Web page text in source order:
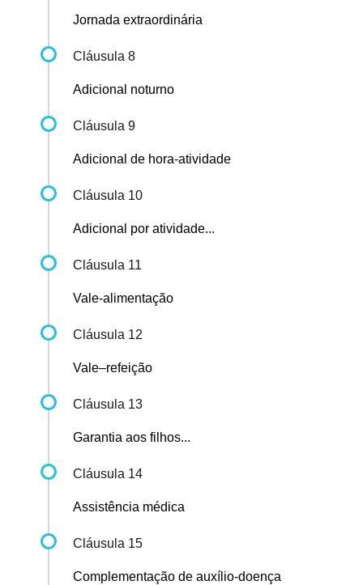
Jornada extraordinária
Cláusula 8
Adicional noturno
Cláusula 9
Adicional de hora-atividade
Cláusula 10
Adicional por atividade...
Cláusula 11
Vale-alimentação
Cláusula 12
Vale–refeição
Cláusula 13
Garantia aos filhos...
Cláusula 14
Assistência médica
Cláusula 15
Complementação de auxílio-doença